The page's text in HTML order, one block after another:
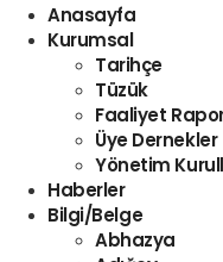
Anasayfa
Kurumsal
Tarihçe
Tüzük
Faaliyet
Üye Dernekler
Yönetim
Haberler
Bilgi/Belge
Abhazya